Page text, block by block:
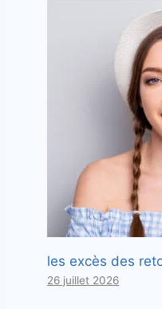
les excès des
26 juillet 2026